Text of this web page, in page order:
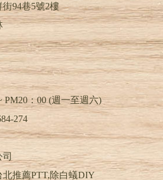
公司自行孵化觀察記錄,自孵化
天即死亡,其蟲卵需使用顯微鏡
看卵體,初孵化出來為幼蟲其爬
一),經蛹期孵化為成蟲(參圖檔
天,蛹期所觀察依環境天氣溫
30天以上,陸續孵化,孵化後成
漸而轉換為紅褐色其外殼漸變
行交配繁殖下一代,整個生命
均大約為15~30左右,經使用藥
常脆弱,目前無發現抗藥情形,
量就足已滅除控制其生長,正確
控制率。
命週期甚短其繁殖力驚人,一
94巷5號2樓
PM20：00 (週一至週六)
274
推薦PTT,除白蟻DIY